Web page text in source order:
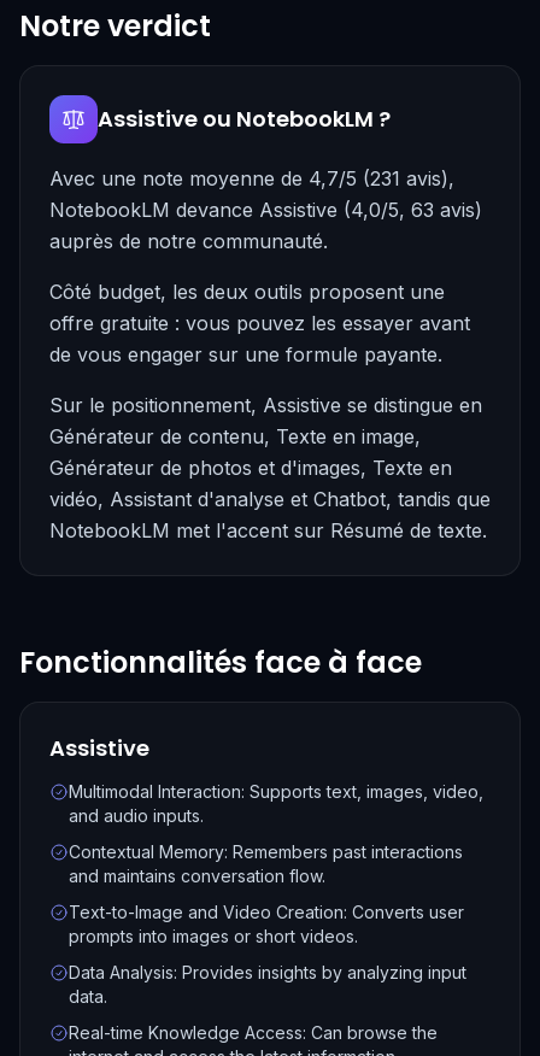
Notre verdict
Assistive ou NotebookLM ?
Avec une note moyenne de 4,7/5 (231 avis),
NotebookLM devance Assistive (4,0/5, 63 avis)
auprès de notre communauté.
Côté budget, les deux outils proposent une
offre gratuite : vous pouvez les essayer avant
de vous engager sur une formule payante.
Sur le positionnement, Assistive se distingue en
Générateur de contenu, Texte en image,
Générateur de photos et d'images, Texte en
vidéo, Assistant d'analyse et Chatbot, tandis que
NotebookLM met l'accent sur Résumé de texte.
Fonctionnalités face à face
Assistive
Multimodal Interaction: Supports text, images, video,
and audio inputs.
Contextual Memory: Remembers past interactions
and maintains conversation flow.
Text-to-Image and Video Creation: Converts user
prompts into images or short videos.
Data Analysis: Provides insights by analyzing input
data.
Real-time Knowledge Access: Can browse the